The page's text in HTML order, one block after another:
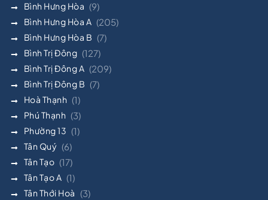
Bình Hưng Hòa (9)
Bình Hưng Hòa A (205)
Bình Hưng Hòa B (7)
Bình Trị Đông (127)
Bình Trị Đông A (209)
Bình Trị Đông B (7)
Hoà Thạnh (1)
Phú Thạnh (3)
Phường 13 (1)
Tân Quý (6)
Tân Tạo (17)
Tân Tạo A (1)
Tân Thới Hoà (3)